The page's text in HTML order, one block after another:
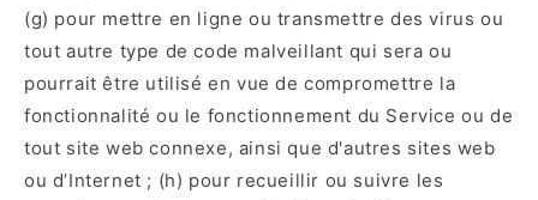
(g) pour mettre en ligne ou transmettre des virus ou
tout autre type de code malveillant qui sera ou
pourrait être utilisé en vue de compromettre la
fonctionnalité ou le fonctionnement du Service ou de
tout site web connexe, ainsi que d'autres sites web
ou d’Internet ; (h) pour recueillir ou suivre les